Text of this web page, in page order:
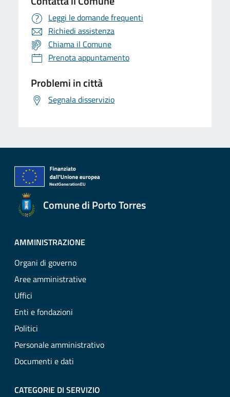
Leggi le domande frequenti
Richiedi assistenza
Chiama il Comune
Prenota appuntamento
Problemi in città
Segnala disservizio
Comune di Porto Torres
AMMINISTRAZIONE
Organi di governo
Aree amministrative
Uffici
Enti e fondazioni
Politici
Personale amministrativo
Documenti e dati
CATEGORIE DI SERVIZIO